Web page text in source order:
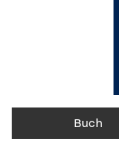
Buch